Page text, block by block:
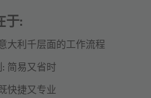
于:
大利千层面的工作流程
简易又省时
快捷又专业